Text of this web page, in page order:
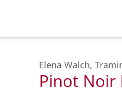
Elena Walch,
Pinot Noir